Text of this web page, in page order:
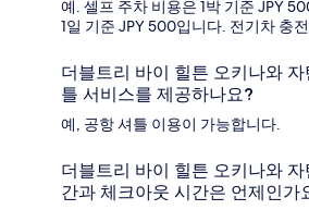
예. 셀프 주차 비용은 1박 기준 JPY
1일 기준 JPY 500입니다. 전기차 충
더블트리 바이 힐튼 오키나와
틀 서비스를 제공하나요?
예, 공항 셔틀 이용이 가능합니다.
더블트리 바이 힐튼 오키나와
간과 체크아웃 시간은 언제인가